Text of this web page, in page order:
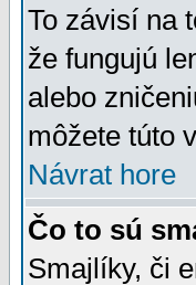
To závisí na
že fungujú
alebo
môžete túto
Návrat hore
Čo to sú
Smajlíky, či